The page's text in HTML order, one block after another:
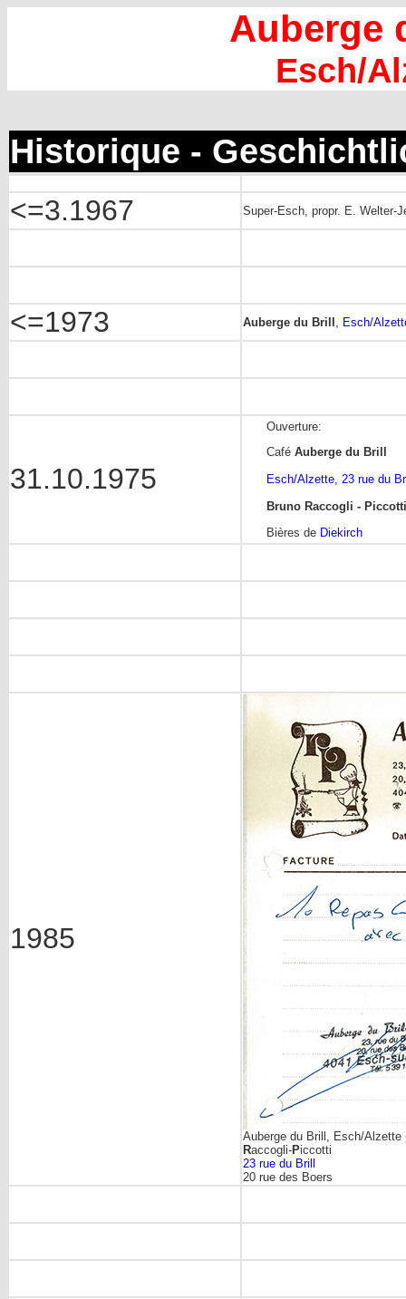
Auberge
Esch/
Historique -
<=3.1967 Super-Esch, propr. E. Welter-
<=1973 Auberge du Brill , Esch/
31.10.1975
Ouverture:
Café Auberge du Brill
Esch/Alzette, 23 rue du
Bruno Raccogli - Piccotti
Bières de Diekirch
1985
Auberge du Brill, Esch/
Raccogli-Piccotti
23 rue du Brill
20 rue des Boers